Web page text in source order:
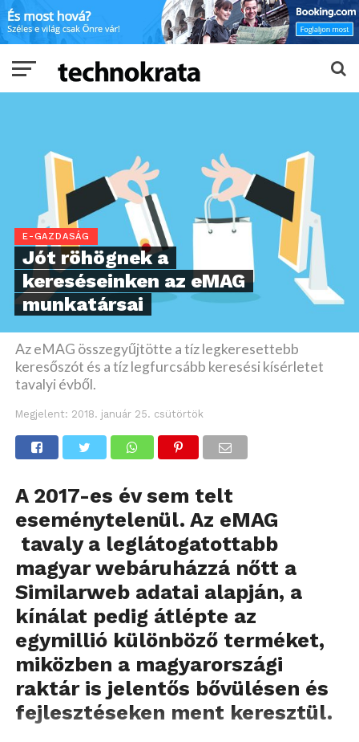
E-GAZDASÁG
Jót röhögnek a
kereséseinken az eMAG
munkatársai
Az eMAG összegyűjtötte a tíz legkeresettebb
keresőszót és a tíz legfurcsább keresési kísérletet
tavalyi évből.
Megjelent: 2018. január 25. csütörtök
A 2017-es év sem telt
eseménytelenül. Az eMAG
tavaly a leglátogatottabb
magyar webáruházzá nőtt a
Similarweb adatai alapján, a
kínálat pedig átlépte az
egymillió különböző terméket,
miközben a magyarországi
raktár is jelentős bővülésen és
fejlesztéseken ment keresztül.